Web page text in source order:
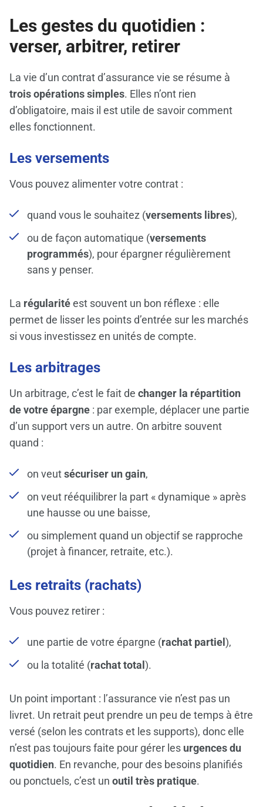
Les gestes du quotidien :
verser, arbitrer, retirer
La vie d’un contrat d’assurance vie se résume à
trois opérations simples. Elles n’ont rien
d’obligatoire, mais il est utile de savoir comment
elles fonctionnent.
Les versements
Vous pouvez alimenter votre contrat :
quand vous le souhaitez (versements libres),
ou de façon automatique (versements
programmés), pour épargner régulièrement
sans y penser.
La régularitéest souvent un bon réflexe : elle
permet de lisser les points d’entrée sur les marchés
si vous investissez en unités de compte.
Les arbitrages
Un arbitrage, c’est le fait de changer la répartition
de votre épargne : par exemple, déplacer une partie
d’un support vers un autre. On arbitre souvent
quand :
on veutsécuriser un gain,
on veut rééquilibrer la part « dynamique » après
une hausse ou une baisse,
ou simplement quand un objectif se rapproche
(projet à financer, retraite, etc.).
Les retraits (rachats)
Vous pouvez retirer :
une partie de votre épargne (rachat partiel ),
ou la totalité (rachat total ).
Un point important : l’assurance vie n’est pas un
livret. Un retrait peut prendre un peu de temps à être
versé (selon les contrats et les supports), donc elle
n’est pas toujours faite pour gérer les urgences du
quotidien. En revanche, pour des besoins planifiés
ou ponctuels, c’est un outil très pratique.